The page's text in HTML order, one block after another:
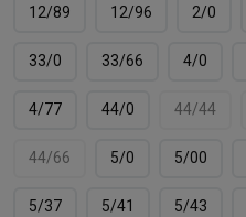
12/89 12/96 2/0
33/0 33/66 4/0
4/77 44/0 44/44
44/66 5/0 5/00
5/37 5/41 5/43